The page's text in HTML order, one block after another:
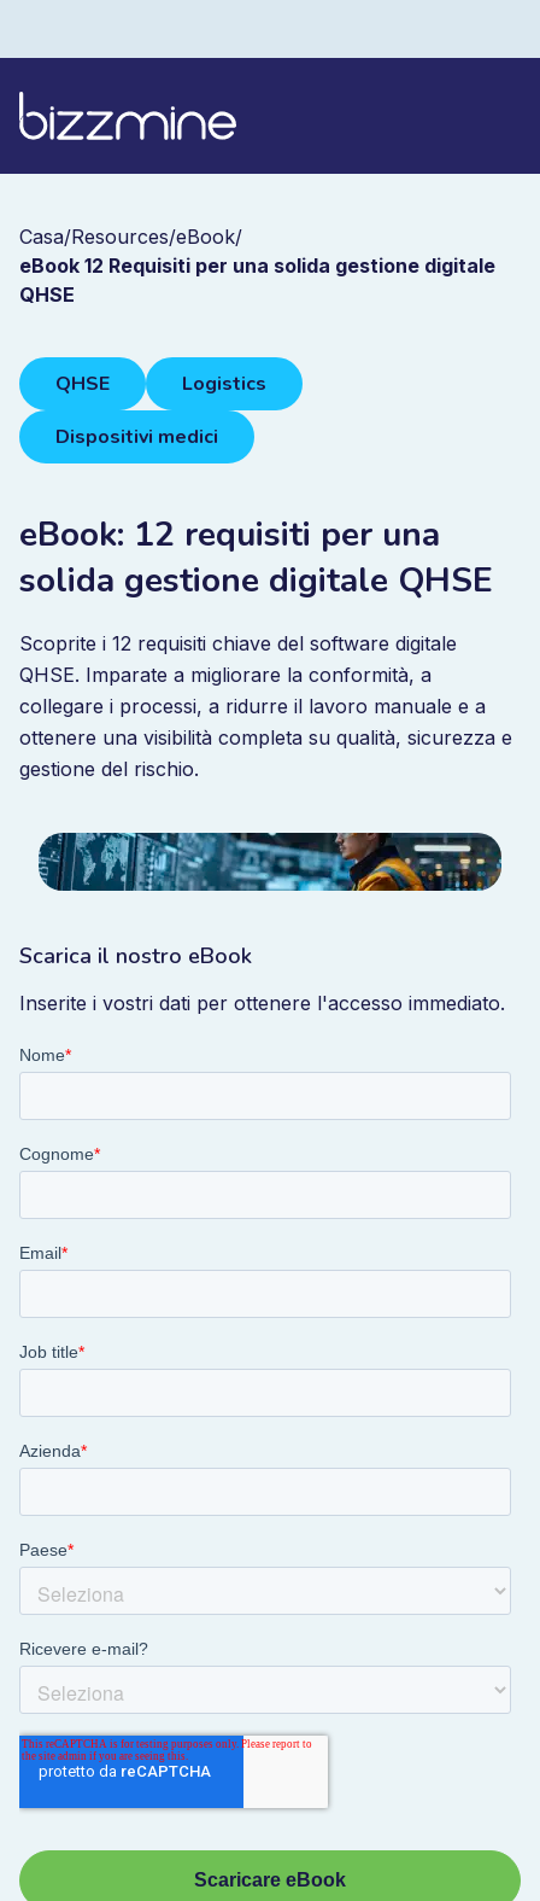
Casa/Resources/eBook/
eBook 12 Requisiti per una solida gestione digitale
QHSE
QHSE
Logistics
Dispositivi medici
eBook: 12 requisiti per una
solida gestione digitale QHSE
Scoprite i 12 requisiti chiave del software digitale
QHSE. Imparate a migliorare la conformità, a
collegare i processi, a ridurre il lavoro manuale e a
ottenere una visibilità completa su qualità, sicurezza e
gestione del rischio.
Scarica il nostro eBook
Inserite i vostri dati per ottenere l'accesso immediato.